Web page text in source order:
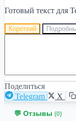
Готовый текст для
Короткий
Поделиться
Telegram
X
💬 Отзывы (0)